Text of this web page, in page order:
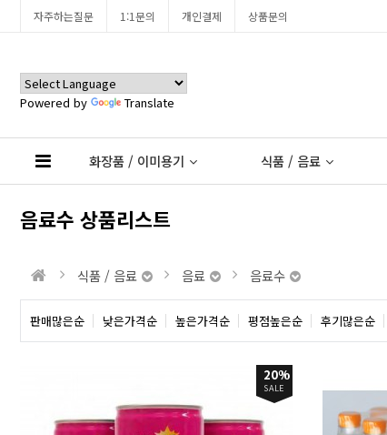
Powered by Translate
자주하는질문 1:1문의 개인결제 상품문의
화장품 / 이미용기 식품 / 음료
음료수 상품리스트
식품 / 음료 음료 음료수
판매많은순 낮은가격순 높은가격순 평점높은순 후기많은순
20%
SALE